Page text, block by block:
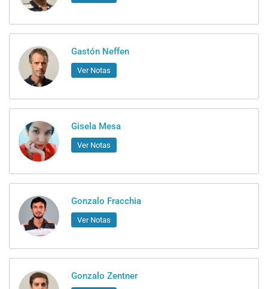
Gastón Neffen
Ver Notas
Gisela Mesa
Ver Notas
Gonzalo Fracchia
Ver Notas
Gonzalo Zentner